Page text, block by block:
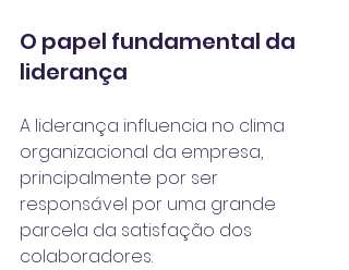
O papel fundamental da
liderança
A liderança influencia no clima
organizacional da empresa,
principalmente por ser
responsável por uma grande
parcela da satisfação dos
colaboradores.